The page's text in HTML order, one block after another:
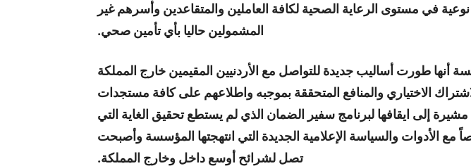
في مستوى الرعاية الصحية لكافة العاملين والمتقاعدين وأسرهم غير
المشمولين حاليا بأي تأمين صحي.
أنها طورت أساليب جديدة للتواصل مع الأردنيين المقيمين خارج المملكة
الاختياري والمنافع المتحققة بموجبه واطلاعهم على كافة مستجدات
مشيرة إلى ايقافها لبرنامج سفير الضمان الذي لم يستطع تحقيق الغاية التي
الأدوات والسياسة الإعلامية الجديدة التي انتهجتها المؤسسة وأصبحت
تصل لشرائح أوسع داخل وخارج المملكة.